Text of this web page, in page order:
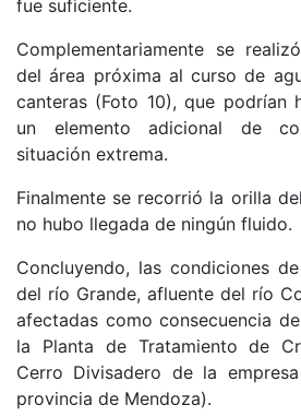
fue suficiente.
Complementariamente se
del área próxima al curso de
canteras (Foto 10), que podrían
un elemento adicional de
situación extrema.
Finalmente se recorrió la orilla
no hubo llegada de ningún fluido.
Concluyendo, las condiciones
del río Grande, afluente del río
afectadas como consecuencia
la Planta de Tratamiento de
Cerro Divisadero de la
provincia de Mendoza).